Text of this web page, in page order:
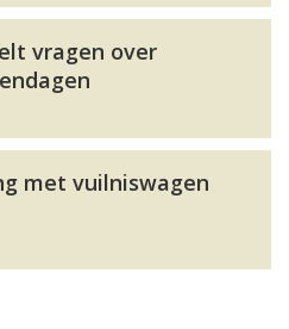
vragen over
met vuilniswagen